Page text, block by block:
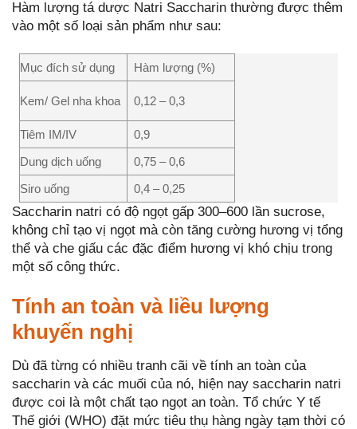
Hàm lượng tá dược Natri Saccharin thường được thêm
vào một số loại sản phẩm như sau:
Mục đích sử dụng Hàm lượng (%)
Kem/ Gel nha khoa 0,12 – 0,3
Tiêm IM/IV
0,9
Dung dịch uống
0,75 – 0,6
Siro uống
0,4 – 0,25
Saccharin natri có độ ngọt gấp 300–600 lần sucrose,
không chỉ tạo vị ngọt mà còn tăng cường hương vị tổng
thể và che giấu các đặc điểm hương vị khó chịu trong
một số công thức.
Tính an toàn và liều lượng
khuyến nghị
Dù đã từng có nhiều tranh cãi về tính an toàn của
saccharin và các muối của nó, hiện nay saccharin natri
được coi là một chất tạo ngọt an toàn. Tổ chức Y tế
Thế giới (WHO) đặt mức tiêu thụ hàng ngày tạm thời có